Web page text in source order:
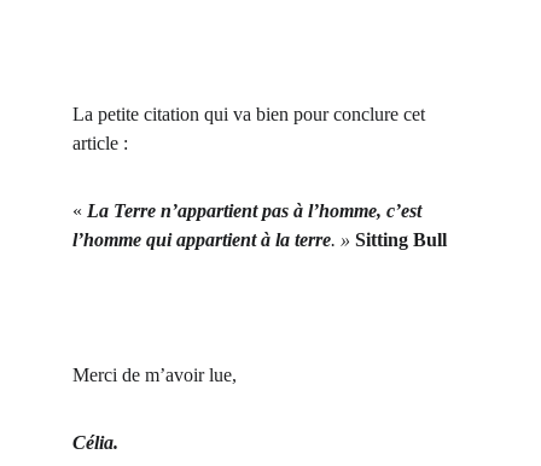
La petite citation qui va bien pour conclure cet
article :
« La Terre n’appartient pas à l’homme, c’est
l’homme qui appartient à la terre. » Sitting Bull
Merci de m’avoir lue,
Célia.